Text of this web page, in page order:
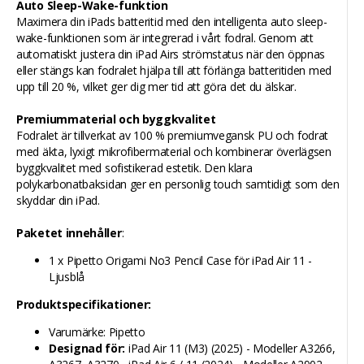
Auto Sleep-Wake-funktion
Maximera din iPads batteritid med den intelligenta auto sleep-
wake-funktionen som är integrerad i vårt fodral. Genom att
automatiskt justera din iPad Airs strömstatus när den öppnas
eller stängs kan fodralet hjälpa till att förlänga batteritiden med
upp till 20 %, vilket ger dig mer tid att göra det du älskar.
Premiummaterial och byggkvalitet
Fodralet är tillverkat av 100 % premiumvegansk PU och fodrat
med äkta, lyxigt mikrofibermaterial och kombinerar överlägsen
byggkvalitet med sofistikerad estetik. Den klara
polykarbonatbaksidan ger en personlig touch samtidigt som den
skyddar din iPad.
Paketet innehåller:
1 x Pipetto Origami No3 Pencil Case för iPad Air 11 -
Ljusblå
Produktspecifikationer:
Varumärke: Pipetto
Designad för: iPad Air 11 (M3) (2025) - Modeller A3266,